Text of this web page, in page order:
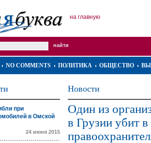
на главную
NO COMMENTS ПОЛИТИКА ОБЩЕСТВО
при
в Омской
24 июня 2015
Новости
Один из
в Грузии убит в